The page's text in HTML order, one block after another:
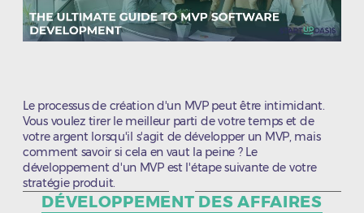
Le processus de création d'un MVP peut être intimidant.
Vous voulez tirer le meilleur parti de votre temps et de
votre argent lorsqu'il s'agit de développer un MVP, mais
comment savoir si cela en vaut la peine ? Le
développement d'un MVP est l'étape suivante de votre
stratégie produit.
Catégories
DÉVELOPPEMENT DES AFFAIRES